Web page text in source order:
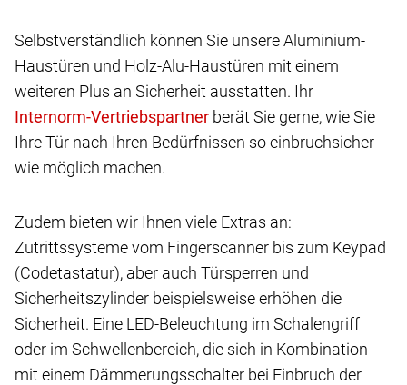
Selbstverständlich können Sie unsere Aluminium-
Haustüren und Holz-Alu-Haustüren mit einem
weiteren Plus an Sicherheit ausstatten. Ihr
berät Sie gerne, wie Sie
Ihre Tür nach Ihren Bedürfnissen so einbruchsicher
wie möglich machen.
Zudem bieten wir Ihnen viele Extras an:
Zutrittssysteme vom Fingerscanner bis zum Keypad
(Codetastatur), aber auch Türsperren und
Sicherheitszylinder beispielsweise erhöhen die
Sicherheit. Eine LED-Beleuchtung im Schalengriff
oder im Schwellenbereich, die sich in Kombination
mit einem Dämmerungsschalter bei Einbruch der